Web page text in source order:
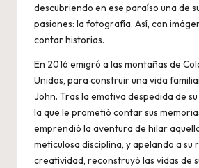
descubriendo en ese paraíso una de
pasiones: la fotografía. Así, con
contar historias.
En 2016 emigró a las montañas de
Unidos, para construir una vida
John. Tras la emotiva despedida de
la que le prometió contar sus
emprendió la aventura de hilar
meticulosa disciplina, y apelando a su
creatividad, reconstruyó las vidas de